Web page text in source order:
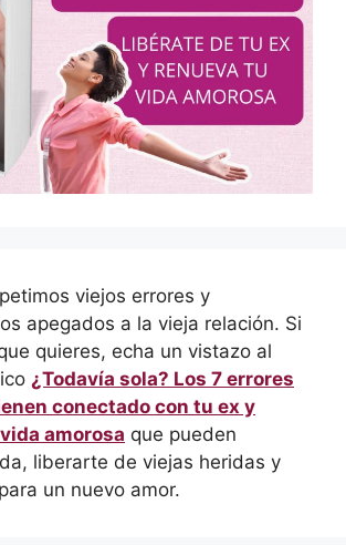
viejos errores y
apegados a la vieja relación. Si
quieres, echa un vistazo al
¿Todavía sola? Los 7 errores
conectado con tu ex y
amorosa que pueden
liberarte de viejas heridas y
un nuevo amor.